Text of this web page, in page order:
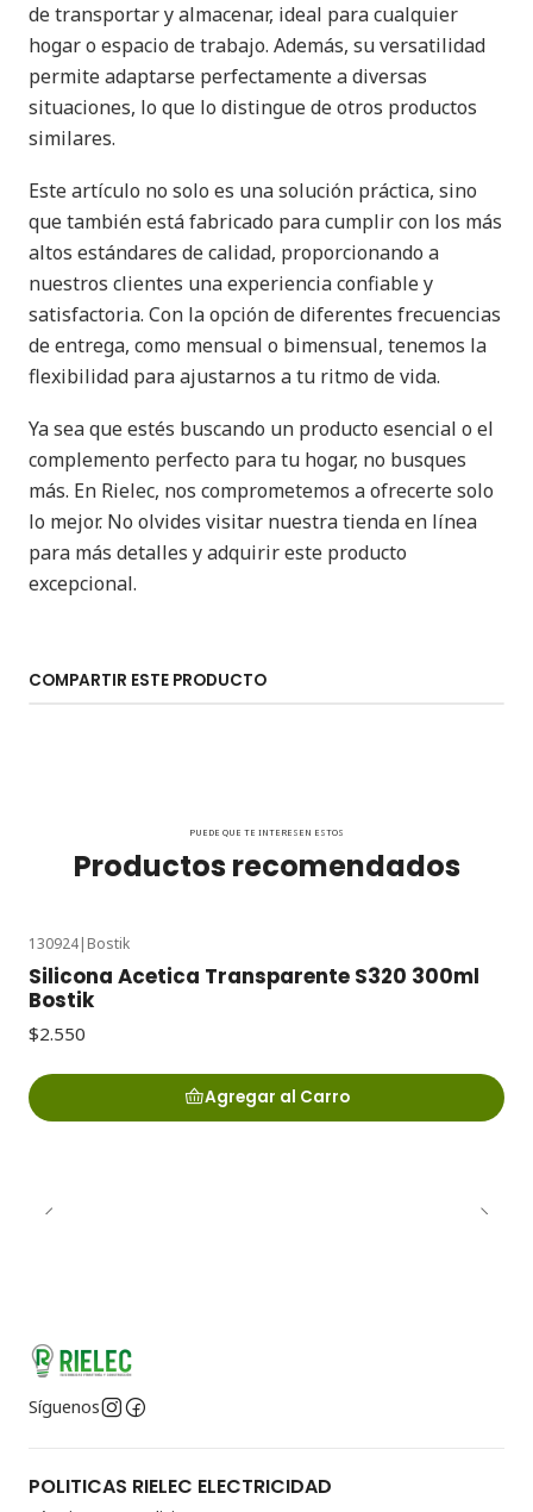
de transportar y almacenar, ideal para cualquier
hogar o espacio de trabajo. Además, su versatilidad
permite adaptarse perfectamente a diversas
situaciones, lo que lo distingue de otros productos
similares.
Este artículo no solo es una solución práctica, sino
que también está fabricado para cumplir con los más
altos estándares de calidad, proporcionando a
nuestros clientes una experiencia confiable y
satisfactoria. Con la opción de diferentes frecuencias
de entrega, como mensual o bimensual, tenemos la
flexibilidad para ajustarnos a tu ritmo de vida.
Ya sea que estés buscando un producto esencial o el
complemento perfecto para tu hogar, no busques
más. En Rielec, nos comprometemos a ofrecerte solo
lo mejor. No olvides visitar nuestra tienda en línea
para más detalles y adquirir este producto
excepcional.
COMPARTIR ESTE PRODUCTO
PUEDE QUE TE INTERESEN ESTOS
Productos recomendados
130924| Bostik
Silicona Acetica Transparente S320 300ml
Bostik
$2.550
Agregar al Carro
Síguenos
POLITICAS RIELEC ELECTRICIDAD